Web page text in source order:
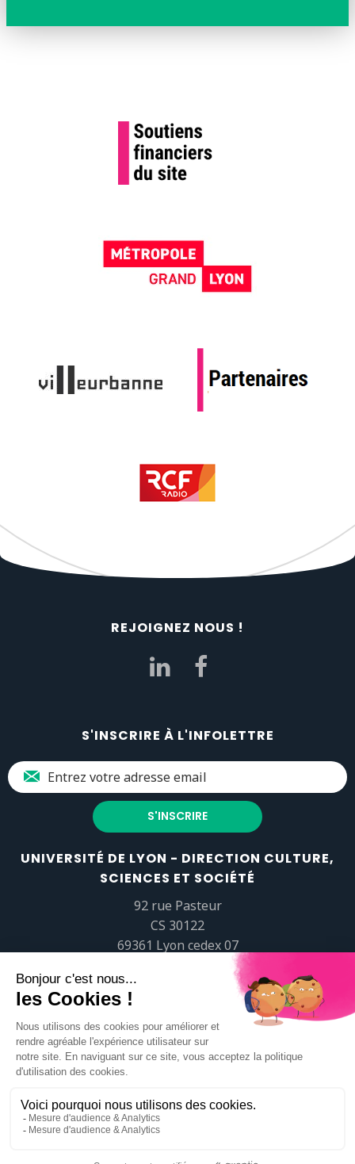
REJOIGNEZ NOUS !
S'INSCRIRE À L'INFOLETTRE
UNIVERSITÉ DE LYON - DIRECTION CULTURE,
SCIENCES ET SOCIÉTÉ
92 rue Pasteur
CS 30122
69361 Lyon cedex 07
popsciences@universite-lyon.fr
Tél.+33 (0)4 37 37 82 01
https://www.youtube.com/embed/Qm-prNOXepo